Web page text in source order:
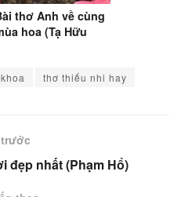
thơ Anh về cùng
hoa (Tạ Hữu
thơ thiếu nhi hay
đẹp nhất (Phạm Hổ)